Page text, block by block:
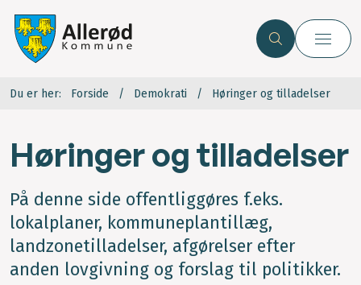
Du er her: Forside Demokrati Høringer og tilladelser
Høringer og tilladelser
På denne side offentliggøres f.eks.
lokalplaner, kommuneplantillæg,
landzonetilladelser, afgørelser efter
anden lovgivning og forslag til politikker.